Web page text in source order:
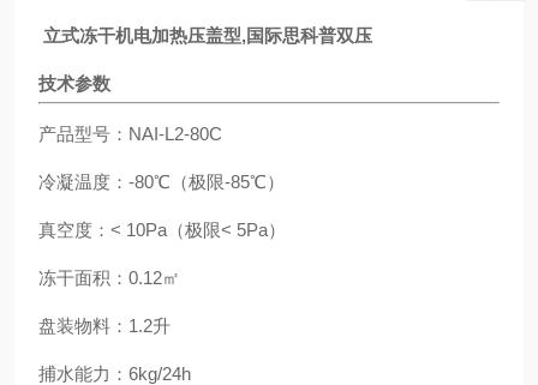
立式冻干机电加热压盖型,国际思科普双压
技术参数
产品型号：NAI-L2-80C
冷凝温度：-80℃（极限-85℃）
真空度：< 10Pa（极限< 5Pa）
冻干面积：0.12㎡
盘装物料：1.2升
捕水能力：6kg/24h